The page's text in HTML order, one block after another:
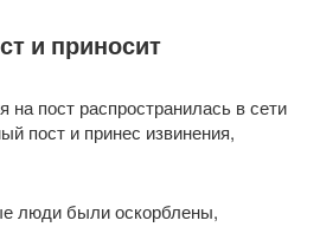
и приносит
на пост распространилась в сети
пост и принес извинения,
люди были оскорблены,